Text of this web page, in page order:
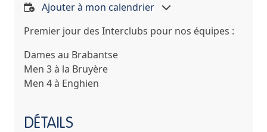
Ajouter à mon calendrier
Premier jour des Interclubs pour nos équipes :
Dames au Brabantse
Men 3 à la Bruyère
Men 4 à Enghien
DÉTAILS